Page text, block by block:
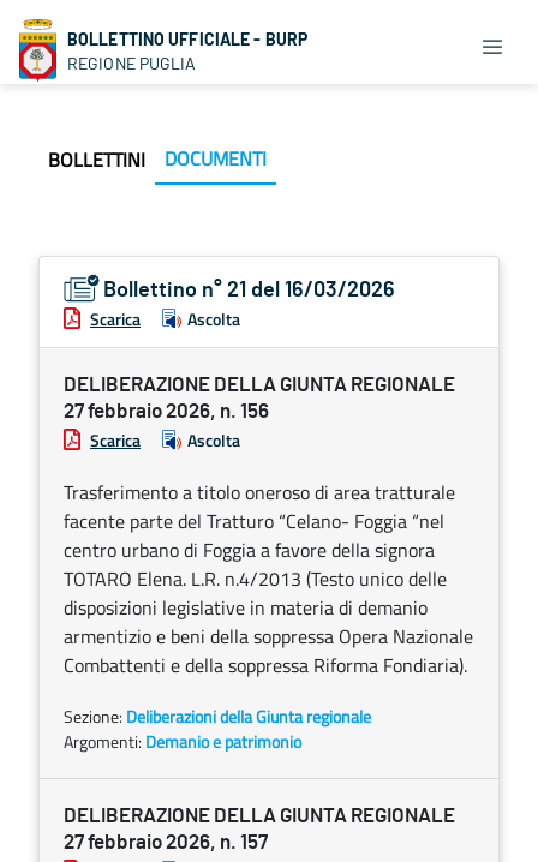
BOLLETTINO UFFICIALE - BURP
REGIONE PUGLIA
BOLLETTINI DOCUMENTI
Bollettino n° 21 del 16/03/2026
Scarica Ascolta
DELIBERAZIONE DELLA GIUNTA REGIONALE
27 febbraio 2026, n. 156
Scarica Ascolta
Trasferimento a titolo oneroso di area tratturale
facente parte del Tratturo “Celano- Foggia “nel
centro urbano di Foggia a favore della signora
TOTARO Elena. L.R. n.4/2013 (Testo unico delle
disposizioni legislative in materia di demanio
armentizio e beni della soppressa Opera Nazionale
Combattenti e della soppressa Riforma Fondiaria).
Sezione: Deliberazioni della Giunta regionale
Argomenti: Demanio e patrimonio
DELIBERAZIONE DELLA GIUNTA REGIONALE
27 febbraio 2026, n. 157